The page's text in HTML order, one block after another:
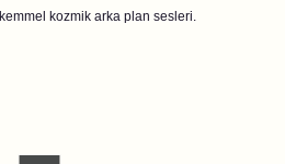
kozmik arka plan sesleri.